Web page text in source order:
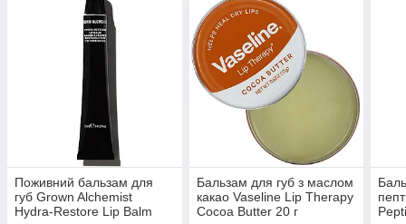
Поживний бальзам для
губ Grown Alchemist
Hydra-Restore Lip Balm
Бальзам для губ з маслом
какао Vaseline Lip Therapy
Cocoa Butter 20 г